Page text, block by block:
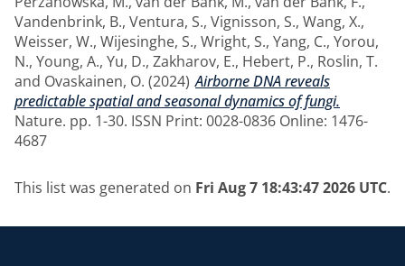
Vandenbrink, B., Ventura, S., Vignisson, S., Wang, X.,
Weisser, W., Wijesinghe, S., Wright, S., Yang, C., Yorou,
N., Young, A., Yu, D., Zakharov, E., Hebert, P., Roslin, T.
and Ovaskainen, O. (2024) Airborne DNA reveals
predictable spatial and seasonal dynamics of fungi.
Nature. pp. 1-30. ISSN Print: 0028-0836 Online: 1476-
4687
This list was generated on Fri Aug 7 18:43:47 2026 UTC.